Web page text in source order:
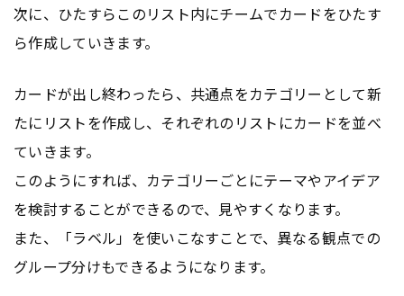
次に、ひたすらこのリスト内にチームでカードをひたす
ら作成していきます。
カードが出し終わったら、共通点をカテゴリーとして新
たにリストを作成し、それぞれのリストにカードを並べ
ていきます。
このようにすれば、カテゴリーごとにテーマやアイデア
を検討することができるので、見やすくなります。
また、「ラベル」を使いこなすことで、異なる観点での
グループ分けもできるようになります。